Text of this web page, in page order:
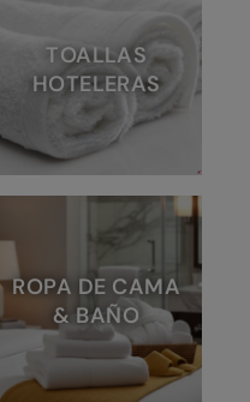
TOALLAS
HOTELERAS
ROPA DE CAMA
& BAÑO